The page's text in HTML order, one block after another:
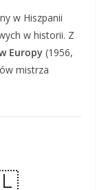
w Hiszpanii
w historii. Z
Europy (1956,
mistrza